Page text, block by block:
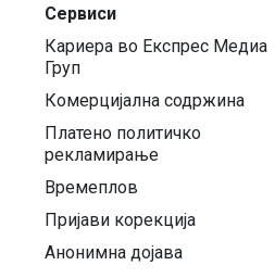
Сервиси
Кариера во Експрес Медиа
Груп
Комерцијална содржина
Платено политичко
рекламирање
Времеплов
Пријави корекција
Анонимна дојава